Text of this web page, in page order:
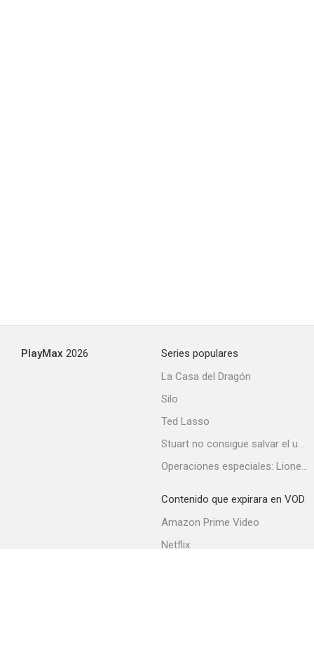
PlayMax 2026
Series populares
La Casa del Dragón
Silo
Ted Lasso
Stuart no consigue salvar el universo
Operaciones especiales: Lioness
Contenido que expirara en VOD
Amazon Prime Video
Netflix